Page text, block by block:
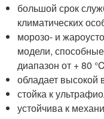
большой срок
климатических
морозо- и
модели,
диапазон от + 80
обладает высокой
стойка к
устойчива к